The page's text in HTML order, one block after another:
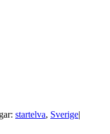
startelva, Sverige|